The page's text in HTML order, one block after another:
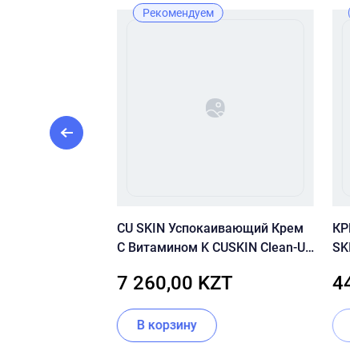
Рекомендуем
CU SKIN Успокаивающий Крем
С Витамином K CUSKIN Clean-Up
7 260,00 KZT
В корзину